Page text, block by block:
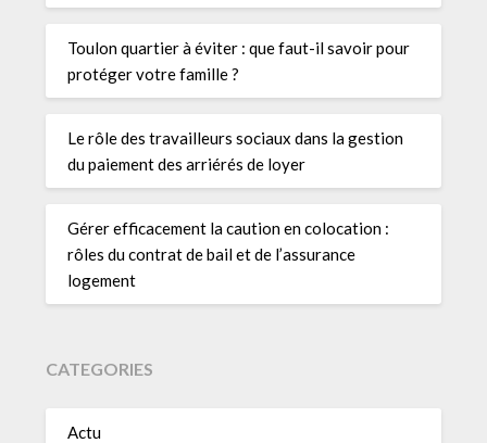
Toulon quartier à éviter : que faut-il savoir pour
protéger votre famille ?
Le rôle des travailleurs sociaux dans la gestion
du paiement des arriérés de loyer
Gérer efficacement la caution en colocation :
rôles du contrat de bail et de l’assurance
logement
CATEGORIES
Actu